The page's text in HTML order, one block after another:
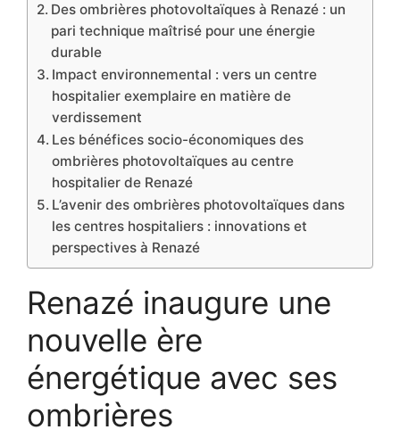
Des ombrières photovoltaïques à Renazé : un
pari technique maîtrisé pour une énergie
durable
Impact environnemental : vers un centre
hospitalier exemplaire en matière de
verdissement
Les bénéfices socio-économiques des
ombrières photovoltaïques au centre
hospitalier de Renazé
L’avenir des ombrières photovoltaïques dans
les centres hospitaliers : innovations et
perspectives à Renazé
Renazé inaugure une
nouvelle ère
énergétique avec ses
ombrières